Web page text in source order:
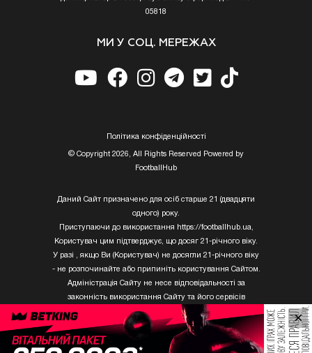
05818
МИ У СОЦ. МЕРЕЖАХ
Полiтика конфiденцiйностi
© Copyright 2026, All Rights Reserved Powered by
FootballHub
Даний Сайт призначено для осіб старше 21 (двадцяти
одного) року.
Приступаючи до використання https://footballhub.ua,
Користувач цим підтверджує, що досяг 21-річного віку.
У разі , якщо Ви (Користувач) не досягли 21-річного віку
- не розпочинайте або припиніть користування Сайтом.
Адміністрація Сайту не несе відповідальності за
законність використання Сайту та його сервісів
Користувачем, який не досяг 21-річного віку.
Твори Getty Images, що розміщені на сайті, не можуть
×